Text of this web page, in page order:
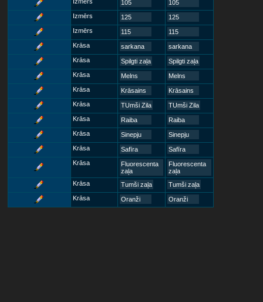
105
105
Izmērs
125
125
Izmērs
115
115
Krāsa
sarkana
sarkana
Krāsa
Spilgti zaļa
Spilgti zaļa
Krāsa
Melns
Melns
Krāsa
Krāsains
Krāsains
Krāsa
TUmši Zila
TUmši Zila
Krāsa
Raiba
Raiba
Krāsa
Sinepju
Sinepju
Krāsa
Safīra
Safīra
Krāsa
Fluorescenta
zaļa
Fluorescenta
zaļa
Krāsa
Tumši zaļa
Tumši zaļa
Krāsa
Oranži Oranži